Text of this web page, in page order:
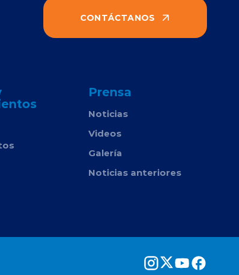
CONTÁCTANOS
Prensa
Noticias
Videos
Galería
Noticias anteriores